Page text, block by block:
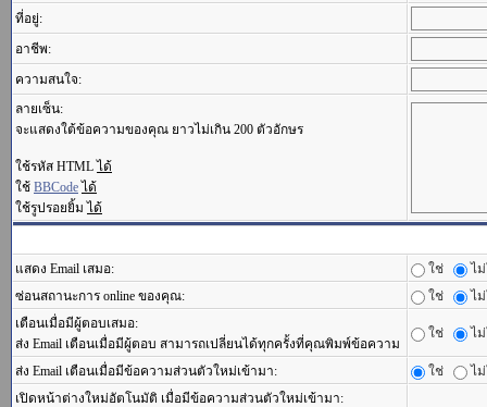
ที่อยู่:
อาชีพ:
ความสนใจ:
ลายเซ็น:
จะแสดงใต้ข้อความของคุณ ยาวไม่เกิน 200 ตัวอักษร
ใช้รหัส HTML ได้
ใช้ BBCode ได้
ใช้รูปรอยยิ้ม ได้
แสดง Email เสมอ: ใช่
ไ
ซ่อนสถานะการ online ของคุณ:
ใช่
ไ
เตือนเมื่อมีผู้ตอบเสมอ:
ส่ง Email เตือนเมื่อมีผู้ตอบ สามารถเปลี่ยนได้ทุกครั้งที่คุณพิมพ์ข้อความ
ใช่ ไ
ส่ง Email เตือนเมื่อมีข้อความส่วนตัวใหม่เข้ามา: ใช่
ไ
เปิดหน้าต่างใหม่อัตโนมัติ เมื่อมีข้อความส่วนตัวใหม่เข้ามา: